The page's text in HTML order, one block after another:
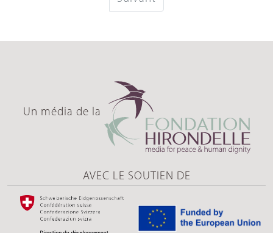
Un média de la
AVEC LE SOUTIEN DE